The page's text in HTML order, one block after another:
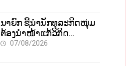
ນາຍົກ ຊີ້ນຳນັກທຸລະກິດໜຸ່ມ
ຕ້ອງນຳໜ້າແກ້ວິກິດ
ເສດຖະກິດ ເນັ້ນດຶງທຶນ
07/08/2026